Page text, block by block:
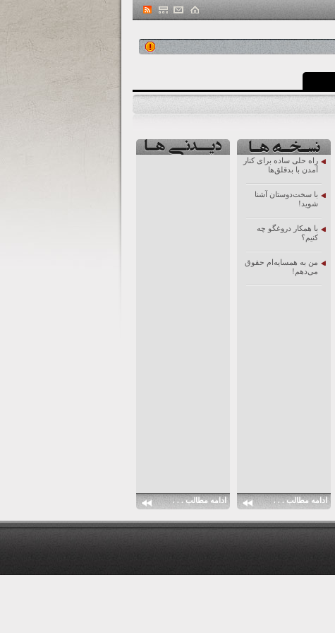
راه حلی ساده برای کنار
آمدن با بدقلق‌ها
با سخت‌دوستان آشنا
شوید!
با همکار دروغگو چه
کنیم؟
من به همسایه‌‌ام حقوق
می‌دهم!
ادامه مطالب . . . ادامه مطالب . . .